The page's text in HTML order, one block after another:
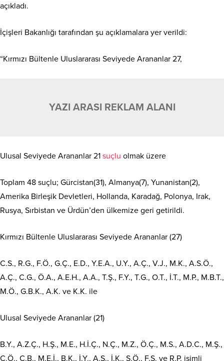
açıkladı.
İçişleri Bakanlığı tarafından şu açıklamalara yer verildi:
“Kırmızı Bültenle Uluslararası Seviyede Arananlar 27,
YAZI ARASI REKLAM ALANI
Ulusal Seviyede Arananlar 21 suçlu olmak üzere
Toplam 48 suçlu; Gürcistan(31), Almanya(7), Yunanistan(2),
Amerika Birleşik Devletleri, Hollanda, Karadağ, Polonya, Irak,
Rusya, Sırbistan ve Ürdün’den ülkemize geri getirildi.
Kırmızı Bültenle Uluslararası Seviyede Arananlar (27)
C.S., R.G., F.Ö., G.Ç., E.D., Y.E.A., U.Y., A.Ç., V.J., M.K., A.S.Ö.,
A.Ç., C.G., Ö.A., A.E.H., A.A., T.Ş., F.Y., T.G., O.T., İ.T., M.P., M.B.T.,
M.Ö., G.B.K., A.K. ve K.K. ile
Ulusal Seviyede Arananlar (21)
B.Y., A.Z.Ç., H.Ş., M.E., H.İ.Ç., N.Ç., M.Z., Ö.Ç., M.S., A.D.C., M.Ş.,
C.Ö., C.B., M.E.İ., B.K., İ.Y., A.Ş., İ.K., Ş.Ö., F.S. ve R.P. isimli